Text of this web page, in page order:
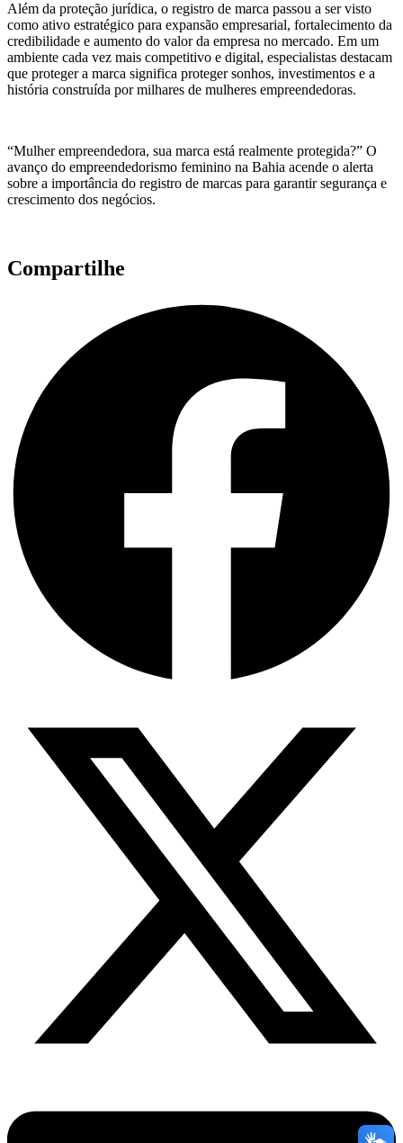
Além da proteção jurídica, o registro de marca passou a ser visto
como ativo estratégico para expansão empresarial, fortalecimento da
credibilidade e aumento do valor da empresa no mercado. Em um
ambiente cada vez mais competitivo e digital, especialistas destacam
que proteger a marca significa proteger sonhos, investimentos e a
história construída por milhares de mulheres empreendedoras.
“Mulher empreendedora, sua marca está realmente protegida?” O
avanço do empreendedorismo feminino na Bahia acende o alerta
sobre a importância do registro de marcas para garantir segurança e
crescimento dos negócios.
Compartilhe